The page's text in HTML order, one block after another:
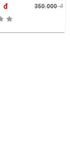
đ 350.000đ